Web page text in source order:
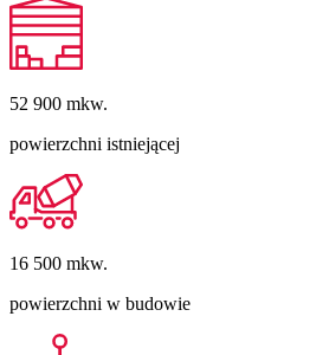
52 900 mkw.
powierzchni istniejącej
16 500 mkw.
powierzchni w budowie